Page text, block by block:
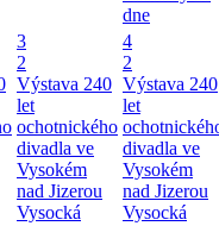
dne
3
2
Výstava 240
let
ochotnického
divadla ve
Vysokém
nad Jizerou
Vysocká
4
2
Výstava 240
let
divadla ve
Vysokém
nad Jizerou
Vysocká